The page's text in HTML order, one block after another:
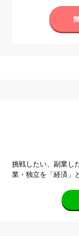
挑戦したい、副業し
業・独立を「経済」